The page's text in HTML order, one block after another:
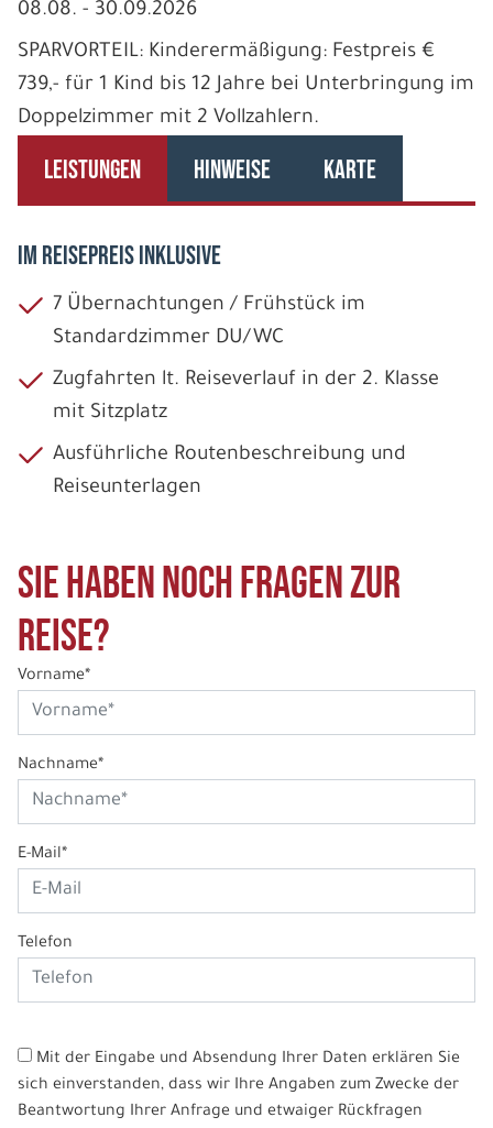
08.08. - 30.09.2026
SPARVORTEIL: Kinderermäßigung: Festpreis €
739,- für 1 Kind bis 12 Jahre bei Unterbringung im
Doppelzimmer mit 2 Vollzahlern.
LEISTUNGEN HINWEISE KARTE
IM REISEPREIS INKLUSIVE
7 Übernachtungen / Frühstück im
Standardzimmer DU/WC
Zugfahrten lt. Reiseverlauf in der 2. Klasse
mit Sitzplatz
Ausführliche Routenbeschreibung und
Reiseunterlagen
Sie haben noch Fragen zur
Reise?
Vorname*
Nachname*
E-Mail*
Telefon
Mit der Eingabe und Absendung Ihrer Daten erklären Sie
sich einverstanden, dass wir Ihre Angaben zum Zwecke der
Beantwortung Ihrer Anfrage und etwaiger Rückfragen